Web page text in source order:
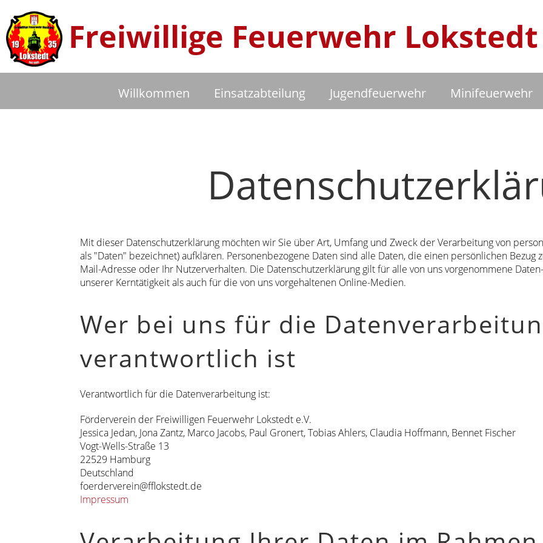
Freiwillige Feuerwehr Lokstedt
Willkommen Einsatzabteilung Jugendfeuerwehr Minifeuerwehr
Mit dieser Datenschutzerklärung möchten wir Sie über Art, Umfang und Zweck der Verarbeitung von
als "Daten" bezeichnet) aufklären. Personenbezogene Daten sind alle Daten, die einen persönlichen Bezug
Mail-Adresse oder Ihr Nutzerverhalten. Die Datenschutzerklärung gilt für alle von uns vorgenommene
unserer Kerntätigkeit als auch für die von uns vorgehaltenen Online-Medien.
Wer bei uns für die
verantwortlich ist
Verantwortlich für die Datenverarbeitung ist:
Förderverein der Freiwilligen Feuerwehr Lokstedt e.V.
Jessica Jedan, Jona Zantz, Marco Jacobs, Paul Gronert, Tobias Ahlers, Claudia Hoffmann, Bennet Fischer
Vogt-Wells-Straße 13
22529 Hamburg
Deutschland
foerderverein@fflokstedt.de
Impressum